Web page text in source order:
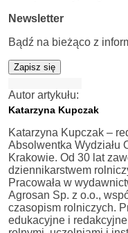
Newsletter
Bądź na bieżąco z
Zapisz się
Autor artykułu:
Katarzyna Kupczak
Katarzyna Kupczak –
Absolwentka Wydziału
Krakowie. Od 30 lat
dziennikarstwem
Pracowała w
Agrosan Sp. z o.o.,
czasopism rolniczych.
edukacyjne i